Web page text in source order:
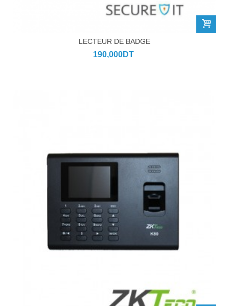
LECTEUR DE BADGE
190,000DT